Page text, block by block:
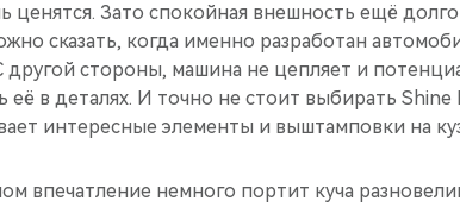
ценятся. Зато спокойная внешность ещё
сказать, когда именно разработан
стороны, машина не цепляет и
её в деталях. И точно не стоит выбирать
интересные элементы и выштамповки на
впечатление немного портит куча